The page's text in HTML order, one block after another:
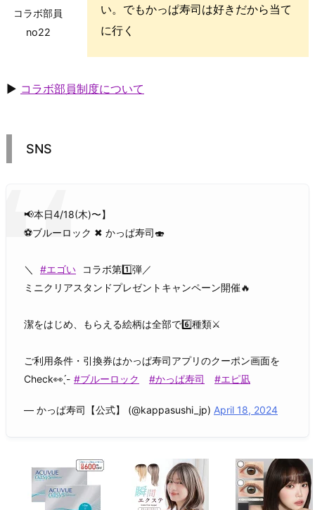
コラボ部員
no22
い。でもかっぱ寿司は好きだから当て
に行く
▶ コラボ部員制度について
SNS
📢本日4/18(木)〜】
⚽️ブルーロック ✖︎ かっぱ寿司🍣
＼ #エゴい
コラボ第1️⃣弾／
ミニクリアスタンドプレゼントキャンペーン開催🔥
潔をはじめ、もらえる絵柄は全部で6️⃣種類⚔
ご利用条件・引換券はかっぱ寿司アプリのクーポン画面を
Check👀 ̖́- #ブルーロック #かっぱ寿司 #エピ凪
— かっぱ寿司【公式】 (@kappasushi_jp) April 18, 2024